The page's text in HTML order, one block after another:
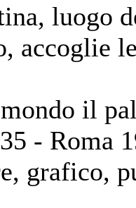
luogo
accoglie
il
- Roma
grafico,